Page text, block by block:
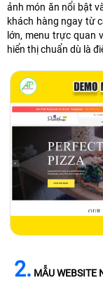
ảnh món ăn nổi bật
khách hàng ngay từ
lớn, menu trực quan
hiển thị chuẩn dù là
2. MẪU WEBSITE